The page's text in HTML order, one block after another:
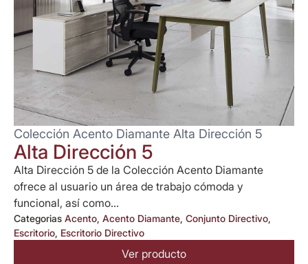
Colección Acento Diamante Alta Dirección 5
Alta Dirección 5
Alta Dirección 5 de la Colección Acento Diamante
ofrece al usuario un área de trabajo cómoda y
funcional, así como...
Categorias Acento, Acento Diamante, Conjunto Directivo,
Escritorio, Escritorio Directivo
Ver producto